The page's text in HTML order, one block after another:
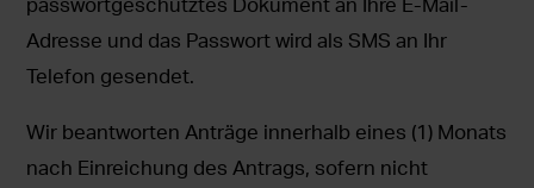
Adresse und das Passwort wird als SMS an Ihr
Telefon gesendet.
Wir beantworten Anträge innerhalb eines (1) Monats
nach Einreichung des Antrags, sofern nicht